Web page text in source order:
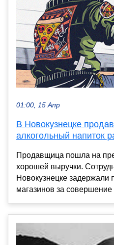
01:00, 15 Апр
В Новокузнецке
алкогольный напиток
Продавщица пошла на
хорошей выручки.
Новокузнецке задержали
магазинов за совершение